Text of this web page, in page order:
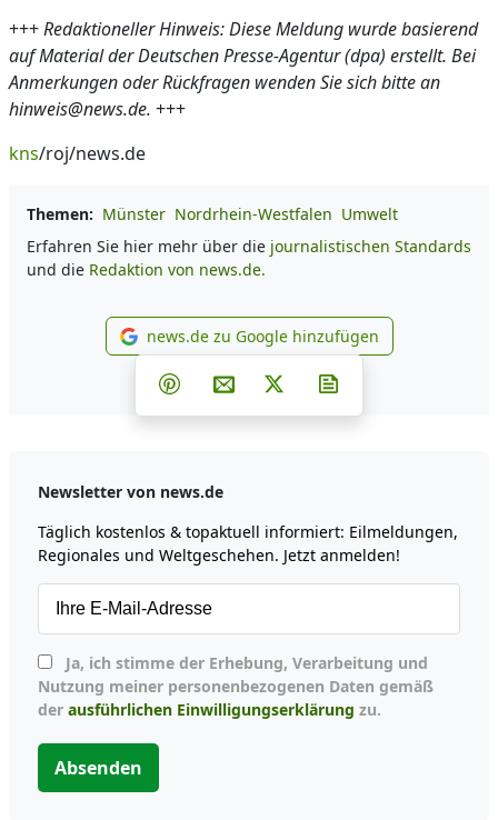
+++Redaktioneller Hinweis: Diese Meldung wurde basierend
auf Material der Deutschen Presse-Agentur (dpa) erstellt. Bei
Anmerkungen oder Rückfragen wenden Sie sich bitte an
hinweis@news.de. +++
kns/roj/news.de
Themen: Münster Nordrhein-Westfalen Umwelt
Erfahren Sie hier mehr über die journalistischen Standards
und die Redaktion von news.de.
news.de zu Google
news.de zu Google hinzufügen
Teilen auf Facebook
Teilen auf Whatsapp
Teilen auf Telegram
Teilen auf Pinterest
Per E-Mail teilen
Post auf X
Newsletter von news.de
Täglich kostenlos & topaktuell informiert: Eilmeldungen,
Regionales und Weltgeschehen. Jetzt anmelden!
Nutzung meiner personenbezogenen Daten gemäß
der ausführlichen Einwilligungserklärung zu.
Absenden